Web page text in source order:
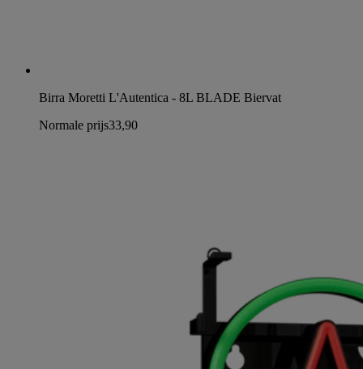
Birra Moretti L'Autentica - 8L BLADE Biervat
Normale prijs33,90